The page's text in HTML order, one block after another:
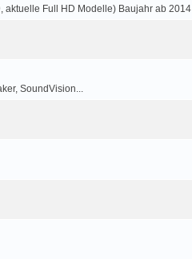
aktuelle Full HD Modelle) Baujahr ab 2014
SoundVision...